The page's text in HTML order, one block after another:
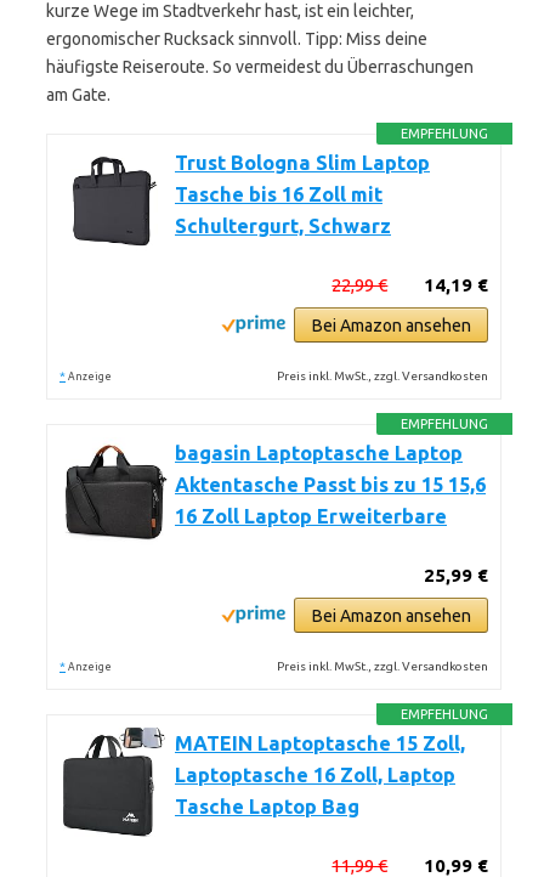
kurze Wege im Stadtverkehr hast, ist ein leichter,
ergonomischer Rucksack sinnvoll. Tipp: Miss deine
häufigste Reiseroute. So vermeidest du Überraschungen
am Gate.
EMPFEHLUNG
Trust Bologna Slim Laptop
Tasche bis 16 Zoll mit
Schultergurt, Schwarz
14,19 €
22,99 €
Bei Amazon ansehen
* Anzeige Preis inkl. MwSt., zzgl. Versandkosten
EMPFEHLUNG
bagasin Laptoptasche Laptop
Aktentasche Passt bis zu 15 15,6
16 Zoll Laptop Erweiterbare
25,99 €
Bei Amazon ansehen
* Anzeige Preis inkl. MwSt., zzgl. Versandkosten
EMPFEHLUNG
MATEIN Laptoptasche 15 Zoll,
Laptoptasche 16 Zoll, Laptop
Tasche Laptop Bag
10,99 €
11,99 €